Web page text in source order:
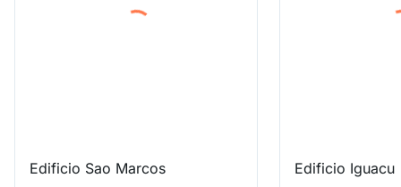
Edificio Sao Marcos Edificio Iguacu